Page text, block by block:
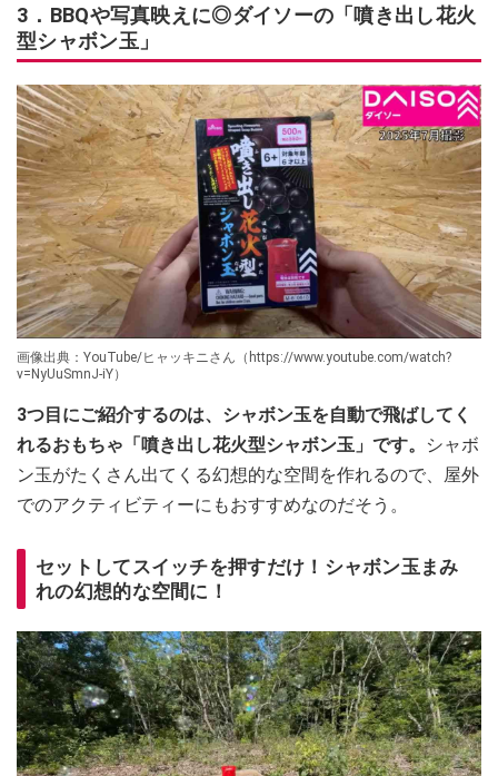
3．BBQや写真映えに◎ダイソーの「噴き出し花火
型シャボン玉」
画像出典：YouTube/ヒャッキニさん（https://www.youtube.com/watch?
v=NyUuSmnJ-iY）
3つ目にご紹介するのは、シャボン玉を自動で飛ばしてく
れるおもちゃ「噴き出し花火型シャボン玉」です。
シャボ
ン玉がたくさん出てくる幻想的な空間を作れるので、屋外
でのアクティビティーにもおすすめなのだそう。
セットしてスイッチを押すだけ！シャボン玉まみ
れの幻想的な空間に！